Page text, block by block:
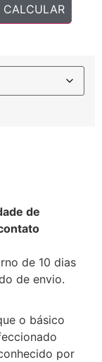
de
de 10 dias
de envio.
o básico
por